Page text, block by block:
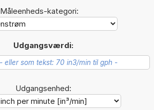
Måleenheds-kategori:
Udgangsværdi:
Udgangsenhed: